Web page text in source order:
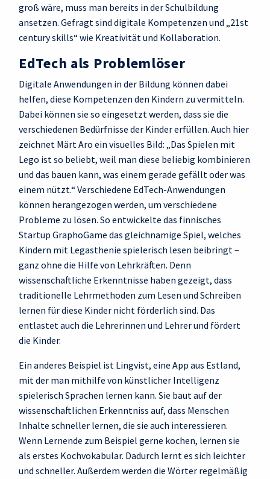
groß wäre, muss man bereits in der Schulbildung
ansetzen. Gefragt sind digitale Kompetenzen und „21st
century skills“ wie Kreativität und Kollaboration.
EdTech als Problemlöser
Digitale Anwendungen in der Bildung können dabei
helfen, diese Kompetenzen den Kindern zu vermitteln.
Dabei können sie so eingesetzt werden, dass sie die
verschiedenen Bedürfnisse der Kinder erfüllen. Auch hier
zeichnet Märt Aro ein visuelles Bild: „Das Spielen mit
Lego ist so beliebt, weil man diese beliebig kombinieren
und das bauen kann, was einem gerade gefällt oder was
einem nützt.“ Verschiedene EdTech-Anwendungen
können herangezogen werden, um verschiedene
Probleme zu lösen. So entwickelte das finnisches
Startup GraphoGame das gleichnamige Spiel, welches
Kindern mit Legasthenie spielerisch lesen beibringt –
ganz ohne die Hilfe von Lehrkräften. Denn
wissenschaftliche Erkenntnisse haben gezeigt, dass
traditionelle Lehrmethoden zum Lesen und Schreiben
lernen für diese Kinder nicht förderlich sind. Das
entlastet auch die Lehrerinnen und Lehrer und fördert
die Kinder.
Ein anderes Beispiel ist Lingvist, eine App aus Estland,
mit der man mithilfe von künstlicher Intelligenz
spielerisch Sprachen lernen kann. Sie baut auf der
wissenschaftlichen Erkenntniss auf, dass Menschen
Inhalte schneller lernen, die sie auch interessieren.
Wenn Lernende zum Beispiel gerne kochen, lernen sie
als erstes Kochvokabular. Dadurch lernt es sich leichter
und schneller. Außerdem werden die Wörter regelmäßig